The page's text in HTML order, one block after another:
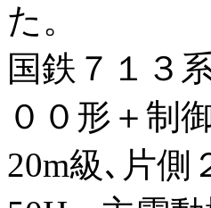
た。
国鉄７１３
００形＋制
20m級､片側